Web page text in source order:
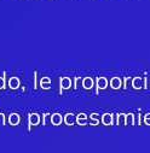
le